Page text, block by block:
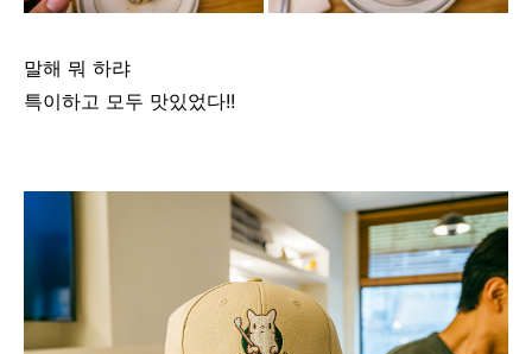
말해 뭐 하랴
특이하고 모두 맛있었다!!